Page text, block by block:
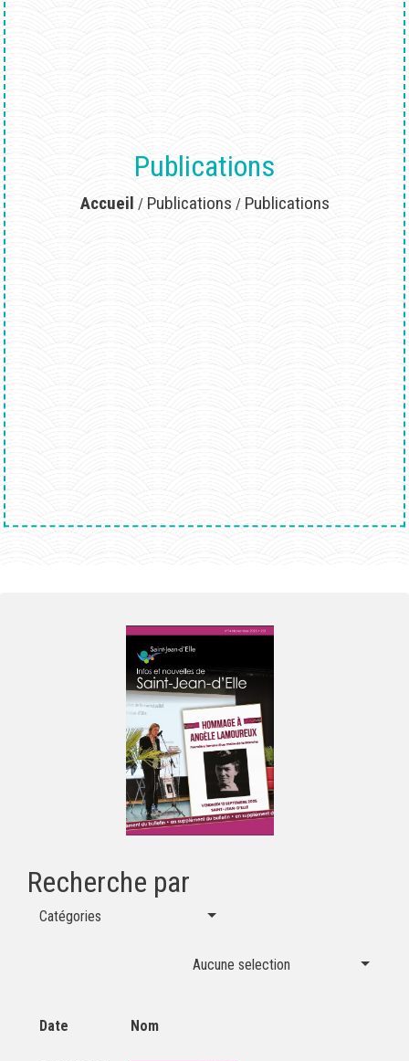
Publications
Accueil / Publications / Publications
Recherche par
Catégories
Aucune selection
Date Nom